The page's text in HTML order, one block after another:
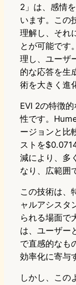
2」は、感情
います。この
理解し、それ
とが可能です
理し、ユーザ
的な応答を生
術を大きく進
EVI 2の特徴
性です。
ージョンと比
ストを
減により、多
なり、広範囲
この技術は、
ャルアシスタ
られる場面で
は、ユーザー
で直感的なも
効率化に寄与
しかし、この